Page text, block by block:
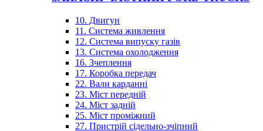
10. Двигун
11. Система живлення
12. Система випуску газів
13. Система охолодження
16. Зчеплення
17. Коробка передач
22. Вали карданні
23. Міст передній
24. Міст задній
25. Міст проміжний
27. Пристрій сідельно-зчіпний